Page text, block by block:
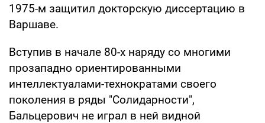
1975-м защитил докторскую диссертацию в
Варшаве.
Вступив в начале 80-х наряду со многими
прозападно ориентированными
интеллектуалами-технократами своего
поколения в ряды "Солидарности",
Бальцерович не играл в ней видной